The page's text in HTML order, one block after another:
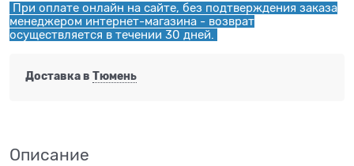
При оплате онлайн на сайте, без подтверждения заказа
менеджером интернет-магазина - возврат
осуществляется в течении 30 дней.
Доставка в Тюмень
Описание